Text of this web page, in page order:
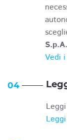
S.p.A.
Vedi
04